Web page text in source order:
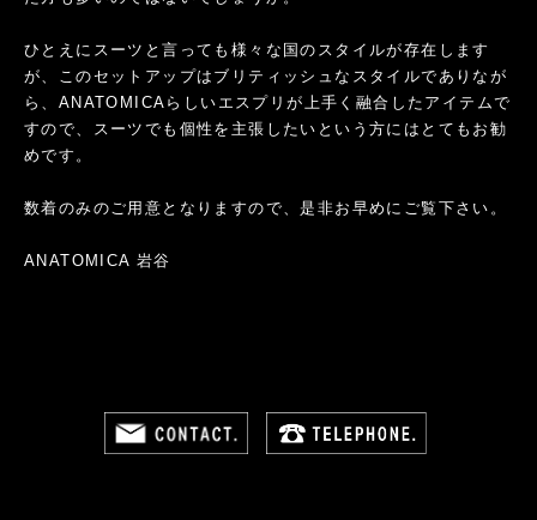
ひとえにスーツと言っても様々な国のスタイルが存在します
が、このセットアップはブリティッシュなスタイルでありなが
ら、ANATOMICAらしいエスプリが上手く融合したアイテムで
すので、スーツでも個性を主張したいという方にはとてもお勧
めです。
数着のみのご用意となりますので、是非お早めにご覧下さい。
ANATOMICA 岩谷